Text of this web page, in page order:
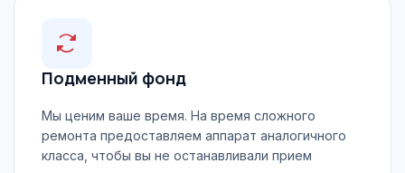
Подменный фонд
Мы ценим ваше время. На время сложного
ремонта предоставляем аппарат аналогичного
класса, чтобы вы не останавливали прием